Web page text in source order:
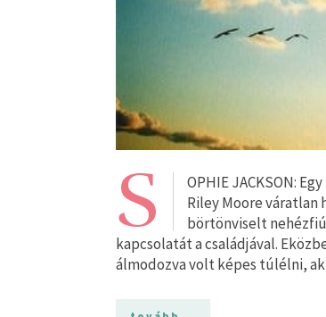
S
OPHIE JACKSON:
Riley Moore váratlan
börtönviselt
kapcsolatát a családjával.
álmodozva volt képes túlélni,